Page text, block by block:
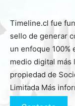
Timeline.cl fue
sello de generar
un enfoque 100%
medio digital más
propiedad de
Limitada Más